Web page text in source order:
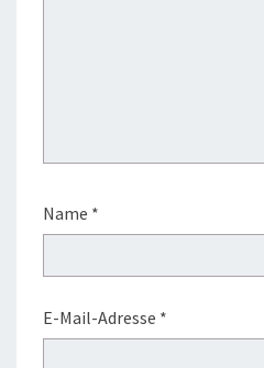
Name *
E-Mail-Adresse *